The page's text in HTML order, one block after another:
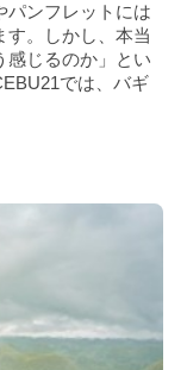
パンフレットには
す。しかし、本当
感じるのか」とい
では、バギ